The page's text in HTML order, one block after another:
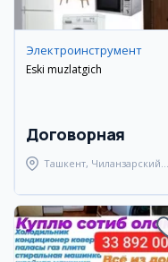
Электроинструмент
Eski muzlatgich
Договорная
Ташкент, Чиланзарский